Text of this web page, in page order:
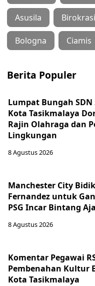
Asusila Birokrasi
Bologna Ciamis
Berita Populer
Lumpat Bungah SDN
Kota Tasikmalaya
Rajin Olahraga dan
Lingkungan
8 Agustus 2026
Manchester City
Fernandez untuk
PSG Incar Bintang
8 Agustus 2026
Komentar Pegawai
Pembenahan Kultur
Kota Tasikmalaya